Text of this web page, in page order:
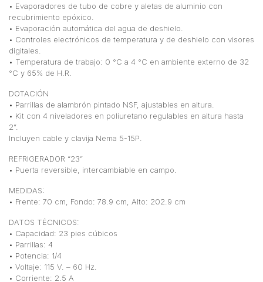
• Evaporadores de tubo de cobre y aletas de aluminio con
recubrimiento epóxico.
• Evaporación automática del agua de deshielo.
• Controles electrónicos de temperatura y de deshielo con visores
digitales.
• Temperatura de trabajo: 0 °C a 4 °C en ambiente externo de 32
°C y 65% de H.R.
DOTACIÓN
• Parrillas de alambrón pintado NSF, ajustables en altura.
• Kit con 4 niveladores en poliuretano regulables en altura hasta
2”.
Incluyen cable y clavija Nema 5-15P.
REFRIGERADOR “23”
• Puerta reversible, intercambiable en campo.
MEDIDAS:
• Frente: 70 cm, Fondo: 78.9 cm, Alto: 202.9 cm
DATOS TÉCNICOS:
• Capacidad: 23 pies cúbicos
• Parrillas: 4
• Potencia: 1/4
• Voltaje: 115 V. – 60 Hz.
• Corriente: 2.5 A